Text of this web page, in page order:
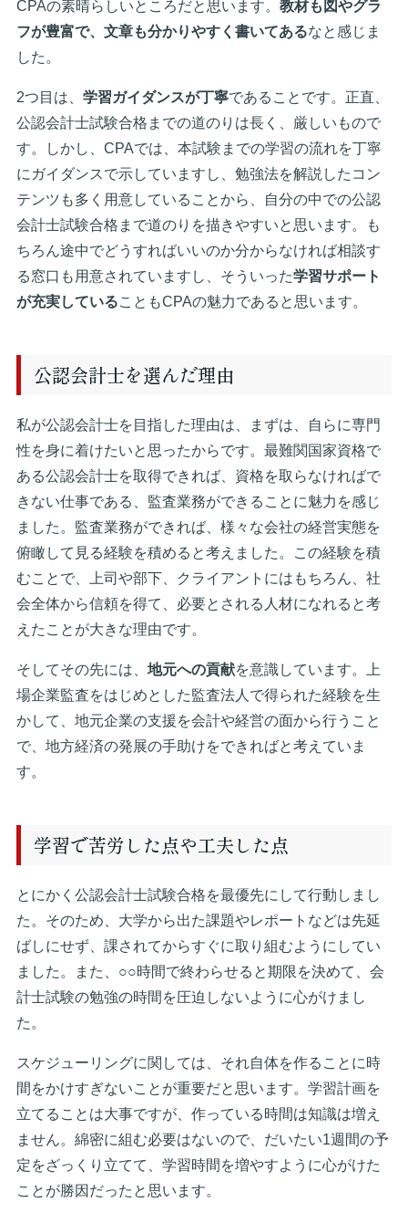
CPAの素晴らしいところだと思います。 教材も図やグラ
フが豊富で、文章も分かりやすく書いてあるなと感じま
した。
2つ目は、 学習ガイダンスが丁寧であることです。正直、
公認会計士試験合格までの道のりは長く、厳しいもので
す。しかし、CPAでは、本試験までの学習の流れを丁寧
にガイダンスで示していますし、勉強法を解説したコン
テンツも多く用意していることから、自分の中での公認
会計士試験合格まで道のりを描きやすいと思います。も
ちろん途中でどうすればいいのか分からなければ相談す
る窓口も用意されていますし、そういった学習サポート
が充実していることもCPAの魅力であると思います。
公認会計士を選んだ理由
私が公認会計士を目指した理由は、まずは、自らに専門
性を身に着けたいと思ったからです。最難関国家資格で
ある公認会計士を取得できれば、資格を取らなければで
きない仕事である、監査業務ができることに魅力を感じ
ました。監査業務ができれば、様々な会社の経営実態を
俯瞰して見る経験を積めると考えました。この経験を積
むことで、上司や部下、クライアントにはもちろん、社
会全体から信頼を得て、必要とされる人材になれると考
えたことが大きな理由です。
そしてその先には、 地元への貢献を意識しています。上
場企業監査をはじめとした監査法人で得られた経験を生
かして、地元企業の支援を会計や経営の面から行うこと
で、地方経済の発展の手助けをできればと考えていま
す。
学習で苦労した点や工夫した点
とにかく公認会計士試験合格を最優先にして行動しまし
た。そのため、大学から出た課題やレポートなどは先延
ばしにせず、課されてからすぐに取り組むようにしてい
ました。また、○○時間で終わらせると期限を決めて、会
計士試験の勉強の時間を圧迫しないように心がけまし
た。
スケジューリングに関しては、それ自体を作ることに時
間をかけすぎないことが重要だと思います。学習計画を
立てることは大事ですが、作っている時間は知識は増え
ません。綿密に組む必要はないので、だいたい1週間の予
定をざっくり立てて、学習時間を増やすように心がけた
ことが勝因だったと思います。